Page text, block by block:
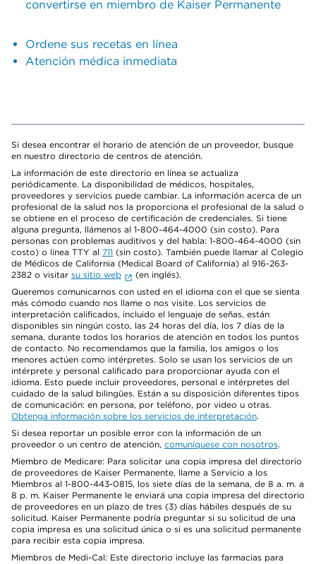
convertirse en miembro de Kaiser Permanente
Ordene sus recetas en línea
Atención médica inmediata
Si desea encontrar el horario de atención de un proveedor, busque
en nuestro directorio de centros de atención.
La información de este directorio en línea se actualiza
periódicamente. La disponibilidad de médicos, hospitales,
proveedores y servicios puede cambiar. La información acerca de un
profesional de la salud nos la proporciona el profesional de la salud o
se obtiene en el proceso de certificación de credenciales. Si tiene
alguna pregunta, llámenos al 1-800-464-4000 (sin costo). Para
personas con problemas auditivos y del habla: 1-800-464-4000 (sin
costo) o línea TTY al 711 (sin costo). También puede llamar al Colegio
de Médicos de California (Medical Board of California) al 916-263-
2382 o visitar su sitio web
(en inglés).
Queremos comunicarnos con usted en el idioma con el que se sienta
más cómodo cuando nos llame o nos visite. Los servicios de
interpretación calificados, incluido el lenguaje de señas, están
disponibles sin ningún costo, las 24 horas del día, los 7 días de la
semana, durante todos los horarios de atención en todos los puntos
de contacto. No recomendamos que la familia, los amigos o los
menores actúen como intérpretes. Solo se usan los servicios de un
intérprete y personal calificado para proporcionar ayuda con el
idioma. Esto puede incluir proveedores, personal e intérpretes del
cuidado de la salud bilingües. Están a su disposición diferentes tipos
de comunicación: en persona, por teléfono, por video u otras.
Obtenga información sobre los servicios de interpretación.
Si desea reportar un posible error con la información de un
proveedor o un centro de atención, comuníquese con nosotros.
Miembro de Medicare: Para solicitar una copia impresa del directorio
de proveedores de Kaiser Permanente, llame a Servicio a los
Miembros al 1-800-443-0815, los siete días de la semana, de 8 a. m. a
8 p. m. Kaiser Permanente le enviará una copia impresa del directorio
de proveedores en un plazo de tres (3) días hábiles después de su
solicitud. Kaiser Permanente podría preguntar si su solicitud de una
copia impresa es una solicitud única o si es una solicitud permanente
para recibir esta copia impresa.
Miembros de Medi-Cal: Este directorio incluye las farmacias para